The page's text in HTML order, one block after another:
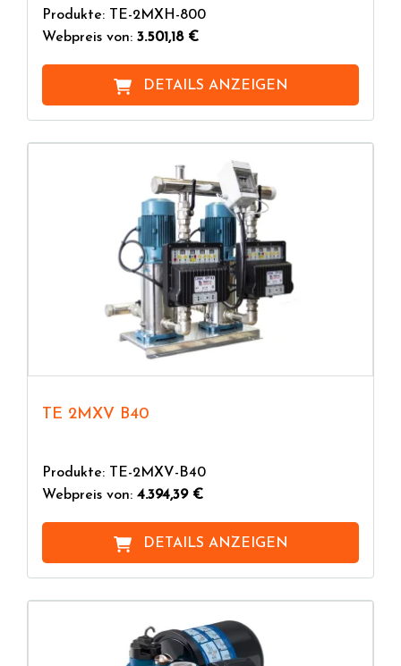
Produkte: TE-2MXH-800
Webpreis von: 3.501,18 €
DETAILS ANZEIGEN
TE 2MXV B40
Produkte: TE-2MXV-B40
Webpreis von: 4.394,39 €
DETAILS ANZEIGEN